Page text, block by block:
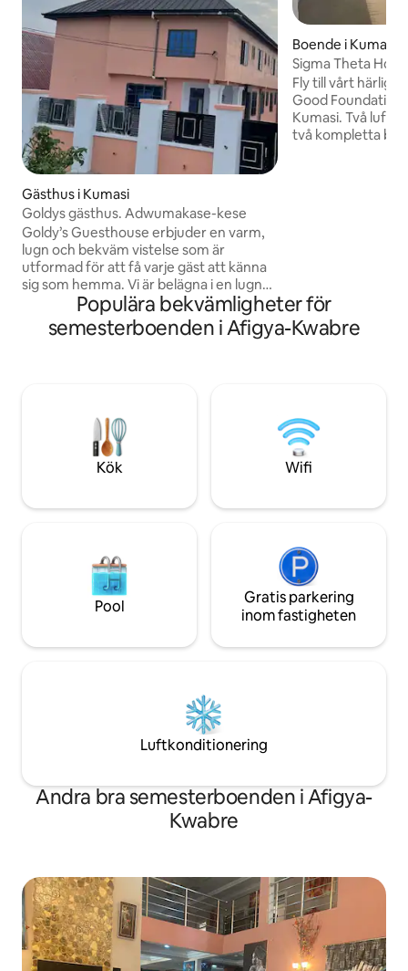
Gästhus i Kumasi
Goldys gästhus. Adwumakase-kese
Goldy’s Guesthouse erbjuder en varm,
lugn och bekväm vistelse som är
utformad för att få varje gäst att känna
sig som hemma. Vi är belägna i en lugn
och säker miljö och erbjuder rena,
välmöblerade rum med moderna
bekvämligheter för att garantera
med kvaliteten. Med vänlig gästfrihet,
pålitliga tjänster och en lugn atmosfär är
Goldy’s Guesthouse det perfekta stället
Boende i Kumasi
Sigma Theta
Fly till vårt härliga
Good Foundation
Kumasi. Två
två kompletta
fridfulla ställe att
Populära bekvämligheter för
semesterboenden i Afigya-Kwabre
Kök Wifi
Pool
Gratis parkering
inom fastigheten
Luftkonditionering
Andra bra semesterboenden i Afigya-
Kwabre